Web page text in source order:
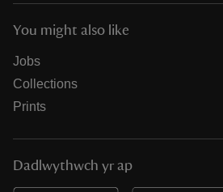
You might also like
Jobs
Collections
Prints
Dadlwythwch yr ap